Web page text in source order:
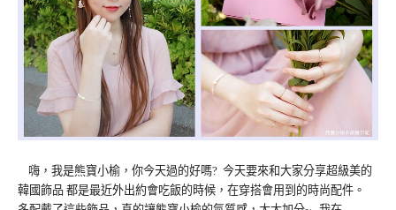
嗨，我是熊寶小榆，你今天過的好嗎? 今天要來和大家分享超級美的
韓國飾品 都是最近外出約會吃飯的時候，在穿搭會用到的時尚配件。